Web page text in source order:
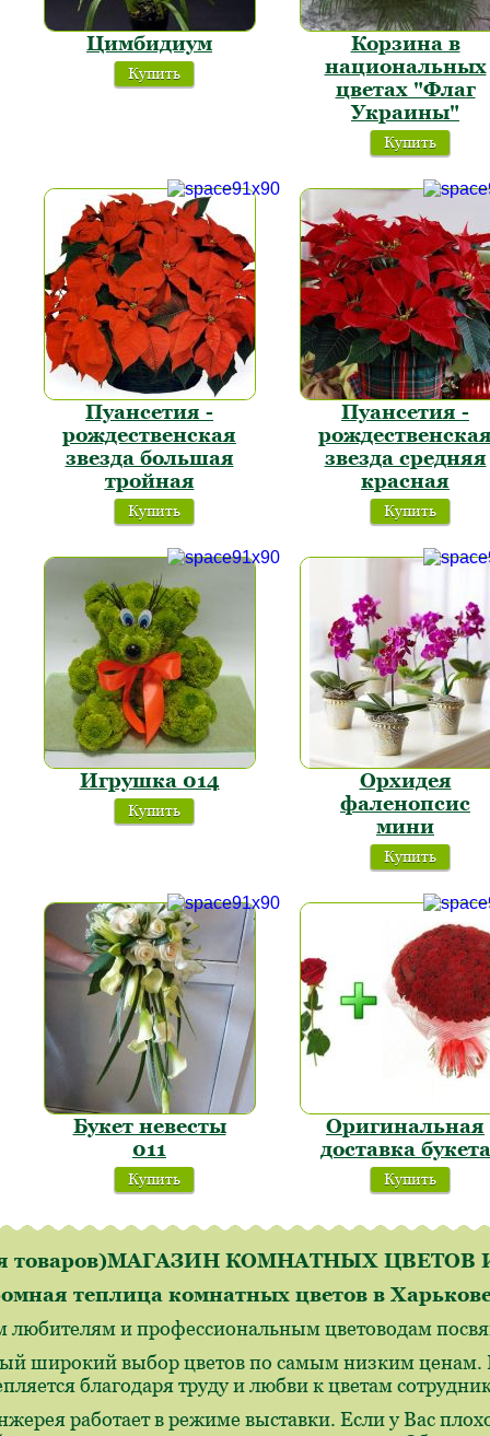
Цимбидиум
Купить
Корзина в
национальных
цветах "Флаг
Украины"
Купить
Пуансетия -
рождественская
звезда большая
тройная
Купить
Пуансетия -
звезда средняя
красная
Купить
Игрушка 014
Купить
Орхидея
фаленопсис
мини
Купить
Букет невесты
011
Купить
Оригинальная
доставка букета
Купить
товаров)МАГАЗИН КОМНАТНЫХ
теплица комнатных цветов в
любителям и профессиональным цветоводам
широкий выбор цветов по самым низким ценам.
благодаря труду и любви к цветам
работает в режиме выставки. Если у Вас